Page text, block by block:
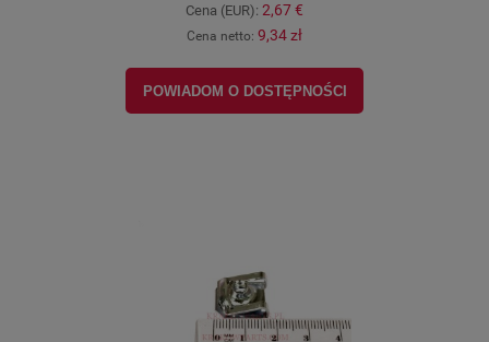
Cena (EUR): 2,67 €
Cena netto: 9,34 zł
POWIADOM O DOSTĘPNOŚCI